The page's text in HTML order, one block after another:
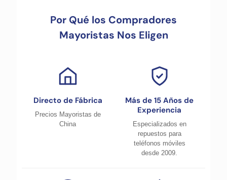
Por Qué los Compradores
Mayoristas Nos Eligen
Directo de Fábrica
Precios Mayoristas de
China
Más de 15 Años de
Experiencia
Especializados en
repuestos para
teléfonos móviles
desde 2009.